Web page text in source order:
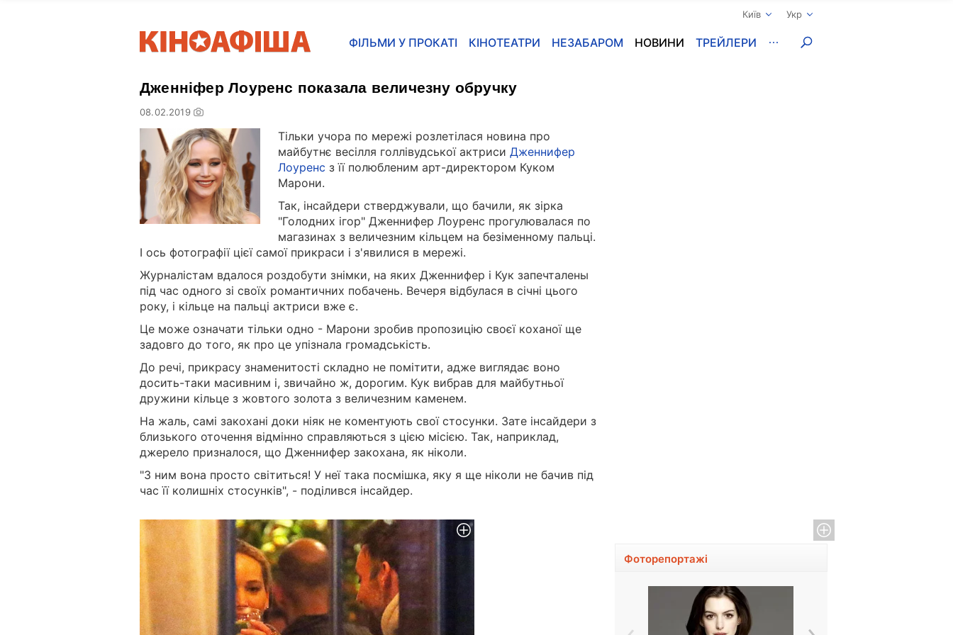
Київ Укр
ФІЛЬМИ У ПРОКАТІ КІНОТЕАТРИ НЕЗАБАРОМ НОВИНИ ТРЕЙЛЕРИ
Дженніфер Лоуренс показала величезну обручку
08.02.2019
Тільки учора по мережі розлетілася новина про
майбутнє весілля голлівудської актриси Дженнифер
Лоуренс з її полюбленим арт-директором Куком
Марони.
Так, інсайдери стверджували, що бачили, як зірка
"Голодних ігор" Дженнифер Лоуренс прогулювалася по
магазинах з величезним кільцем на безіменному пальці.
І ось фотографії цієї самої прикраси і з'явилися в мережі.
Журналістам вдалося роздобути знімки, на яких Дженнифер і Кук запечталены
під час одного зі своїх романтичних побачень. Вечеря відбулася в січні цього
року, і кільце на пальці актриси вже є.
Це може означати тільки одно - Марони зробив пропозицію своєї коханої ще
задовго до того, як про це упізнала громадськість.
До речі, прикрасу знаменитості складно не помітити, адже виглядає воно
досить-таки масивним і, звичайно ж, дорогим. Кук вибрав для майбутньої
дружини кільце з жовтого золота з величезним каменем.
На жаль, самі закохані доки ніяк не коментують свої стосунки. Зате інсайдери з
близького оточення відмінно справляються з цією місією. Так, наприклад,
джерело призналося, що Дженнифер закохана, як ніколи.
"З ним вона просто світиться! У неї така посмішка, яку я ще ніколи не бачив під
час її колишніх стосунків", - поділився інсайдер.
Фоторепортажі